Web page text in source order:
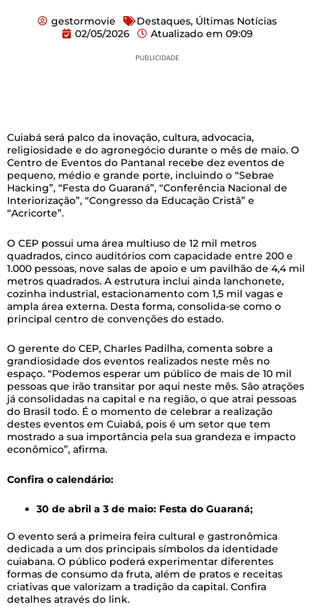
gestormovie Destaques, Últimas Notícias
02/05/2026
Atualizado em 09:09
PUBLICIDADE
Cuiabá será palco da inovação, cultura, advocacia,
religiosidade e do agronegócio durante o mês de maio. O
Centro de Eventos do Pantanal recebe dez eventos de
pequeno, médio e grande porte, incluindo o “Sebrae
Hacking”, “Festa do Guaraná”, “Conferência Nacional de
Interiorização”, “Congresso da Educação Cristã” e
“Acricorte”.
O CEP possui uma área multiuso de 12 mil metros
quadrados, cinco auditórios com capacidade entre 200 e
1.000 pessoas, nove salas de apoio e um pavilhão de 4,4 mil
metros quadrados. A estrutura inclui ainda lanchonete,
cozinha industrial, estacionamento com 1,5 mil vagas e
ampla área externa. Desta forma, consolida-se como o
principal centro de convenções do estado.
O gerente do CEP, Charles Padilha, comenta sobre a
grandiosidade dos eventos realizados neste mês no
espaço. “Podemos esperar um público de mais de 10 mil
pessoas que irão transitar por aqui neste mês. São atrações
já consolidadas na capital e na região, o que atrai pessoas
do Brasil todo. É o momento de celebrar a realização
destes eventos em Cuiabá, pois é um setor que tem
mostrado a sua importância pela sua grandeza e impacto
econômico”, afirma.
Confira o calendário:
30 de abril a 3 de maio: Festa do Guaraná;
O evento será a primeira feira cultural e gastronômica
dedicada a um dos principais símbolos da identidade
cuiabana. O público poderá experimentar diferentes
formas de consumo da fruta, além de pratos e receitas
criativas que valorizam a tradição da capital. Confira
detalhes através do link.